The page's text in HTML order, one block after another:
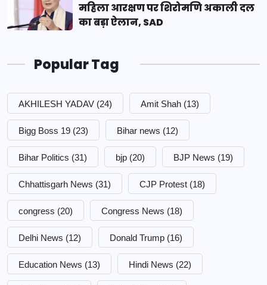
महिला आरक्षण पर शिरोमणि अकाली दल
का बड़ा ऐलान, SAD
Popular Tag
AKHILESH YADAV (24) Amit Shah (13)
Bigg Boss 19 (23) Bihar news (12)
Bihar Politics (31) bjp (20) BJP News (19)
Chhattisgarh News (31) CJP Protest (18)
congress (20) Congress News (18)
Delhi News (12) Donald Trump (16)
Education News (13) Hindi News (22)